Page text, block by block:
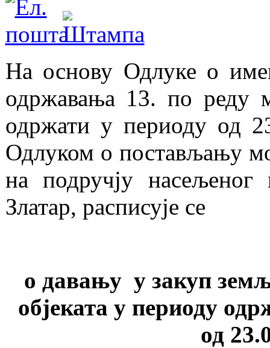
На основу Одлуке о
одржавања 13. по реду
одржати у периоду од
Одлуком о постављању
на подручју
Златар, расписује се
о давању у закуп
објеката у периоду
од